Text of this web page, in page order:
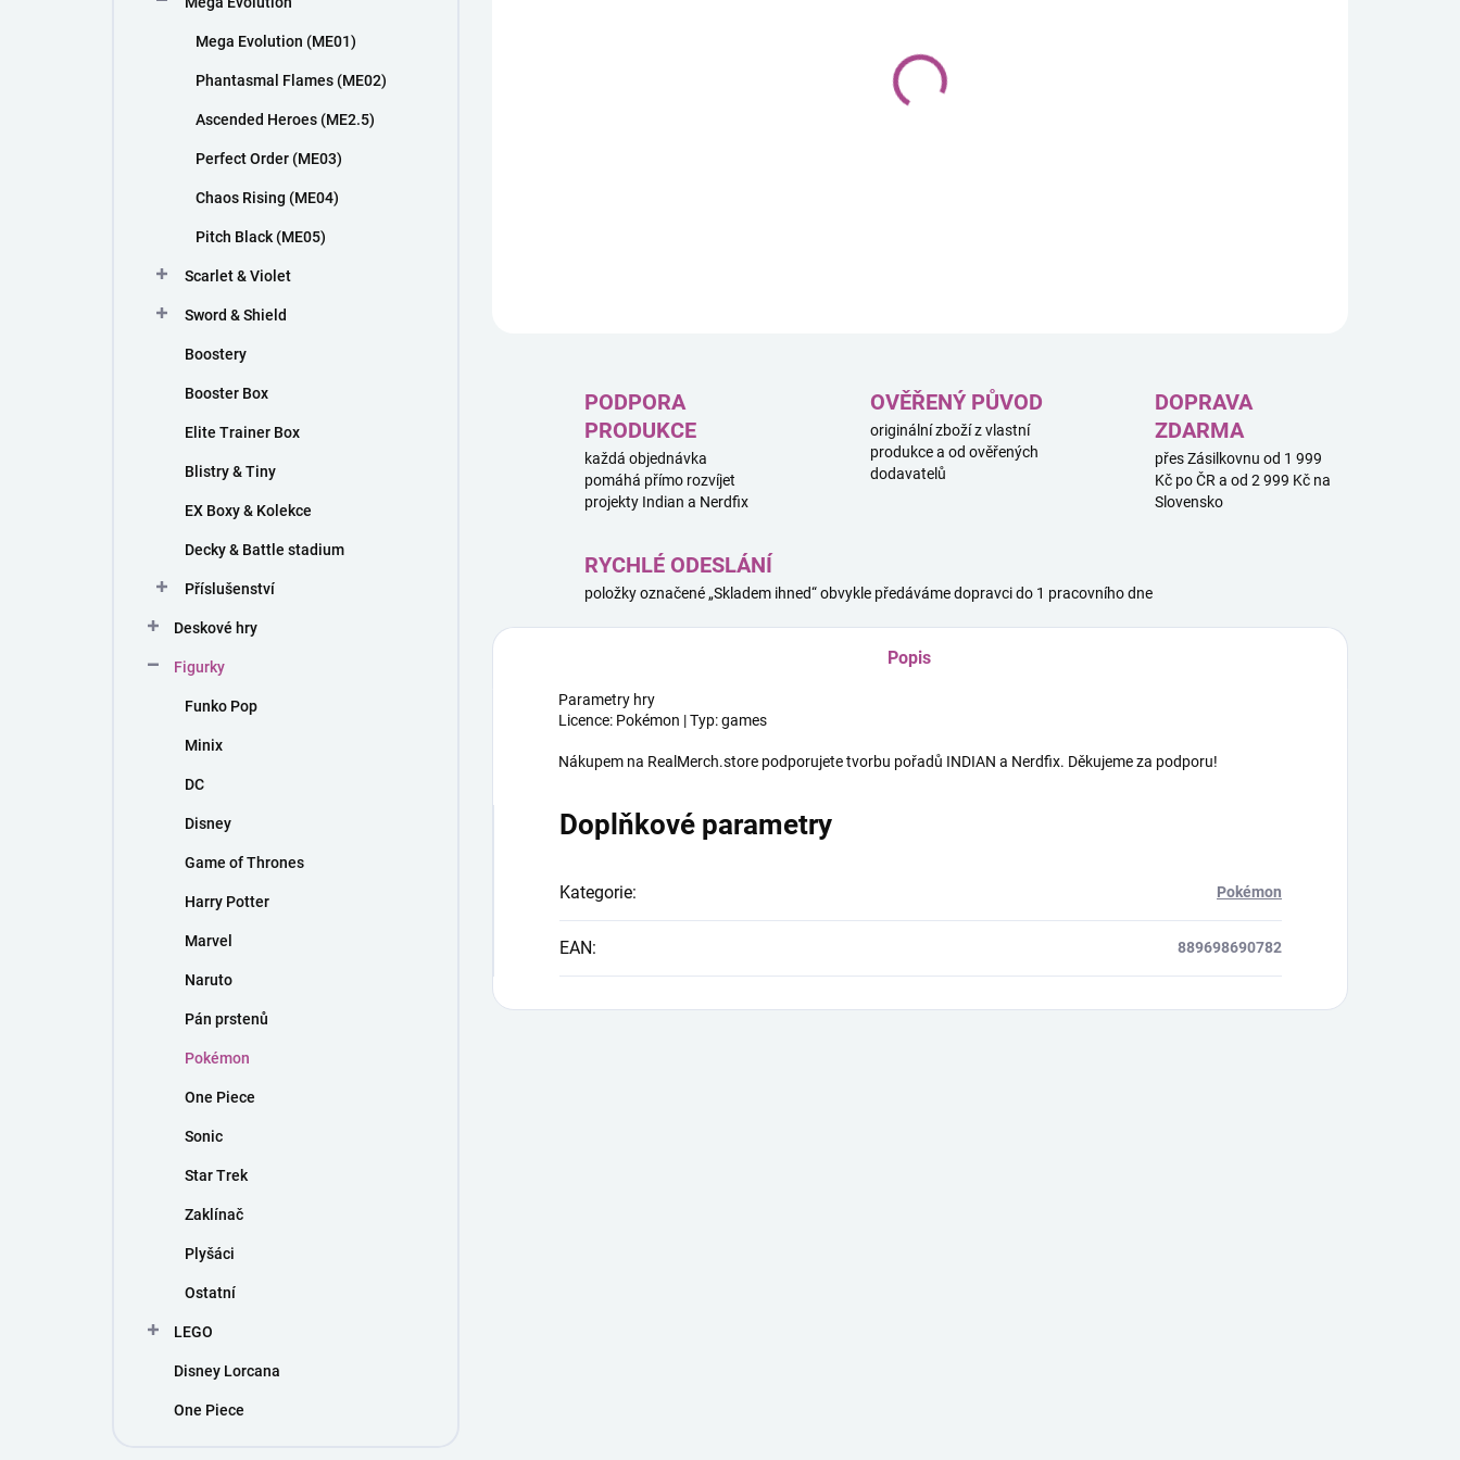
Mega Evolution (ME01)
Phantasmal Flames (ME02)
Ascended Heroes (ME2.5)
Perfect Order (ME03)
Chaos Rising (ME04)
Pitch Black (ME05)
Scarlet & Violet
Sword & Shield
Boostery
Booster Box
Elite Trainer Box
Blistry & Tiny
EX Boxy & Kolekce
Decky & Battle stadium
Příslušenství
Deskové hry
Figurky
Funko Pop
Minix
DC
Disney
Game of Thrones
Harry Potter
Marvel
Naruto
Pán prstenů
Pokémon
One Piece
Sonic
Star Trek
Zaklínač
Plyšáci
Ostatní
LEGO
Disney Lorcana
One Piece
PODPORA
PRODUKCE
každá objednávka
pomáhá přímo rozvíjet
projekty Indian a Nerdfix
OVĚŘENÝ PŮVOD
originální zboží z vlastní
produkce a od ověřených
dodavatelů
DOPRAVA
ZDARMA
přes Zásilkovnu od 1 999
Kč po ČR a od 2 999 Kč na
Slovensko
RYCHLÉ ODESLÁNÍ
položky označené „Skladem ihned“ obvykle předáváme dopravci do 1 pracovního dne
Popis
Parametry hry
Licence: Pokémon | Typ: games
Nákupem na RealMerch.store podporujete tvorbu pořadů INDIAN a Nerdfix. Děkujeme za podporu!
Doplňkové parametry
Kategorie: Pokémon
EAN: 889698690782